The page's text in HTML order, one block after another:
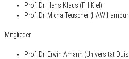
Prof. Dr. Hans Klaus (FH Kiel)
Prof. Dr. Micha Teuscher (HAW
Mitglieder
Prof. Dr. Erwin Amann (Universität